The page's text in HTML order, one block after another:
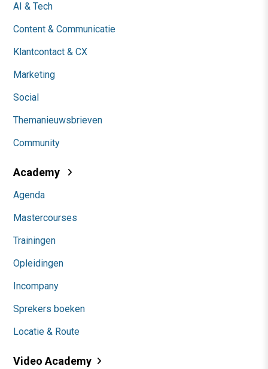
AI & Tech
Content & Communicatie
Klantcontact & CX
Marketing
Social
Themanieuwsbrieven
Community
Academy
Agenda
Mastercourses
Trainingen
Opleidingen
Incompany
Sprekers boeken
Locatie & Route
Video Academy